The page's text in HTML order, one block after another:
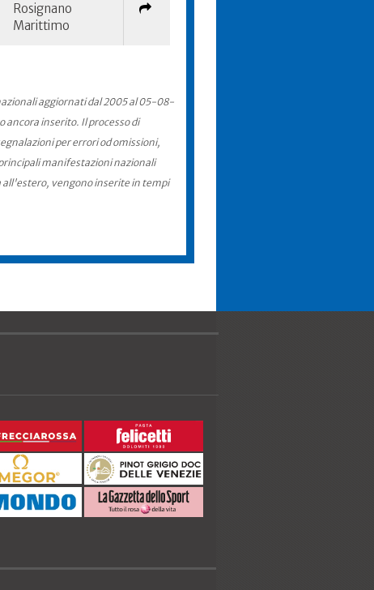
Rosignano
Marittimo
aggiornati dal 2005 al 05-08-
ancora inserito. Il processo di
per errori od omissioni,
manifestazioni nazionali
vengono inserite in tempi